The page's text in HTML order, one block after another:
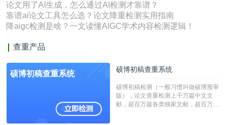
论文用了AI生成，怎么通过AI检测才靠谱？
靠谱ai论文工具怎么选？论文降重检测实用指南
降aigc检测是啥？一文读懂AIGC学术内容检测逻辑！
查重产品
硕博初稿查重系统 硕博初稿查重系统
硕博初稿检测（一般习惯叫做硕博预审
版），论文查重检测上千万篇中文文
献，超百万篇各类独家文献，超百万港